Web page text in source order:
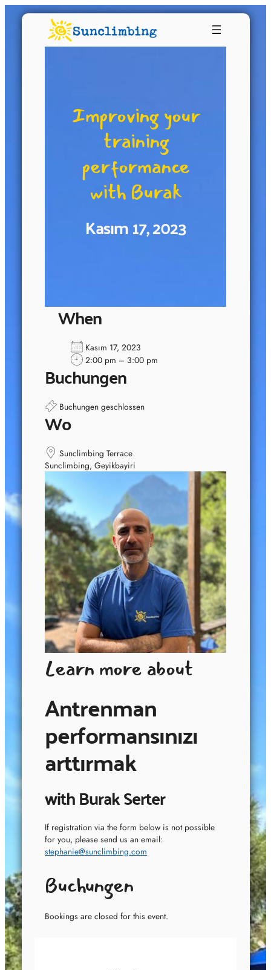
Improving your
training
performance
with Burak
Kasım 17, 2023
When
Kasım 17, 2023
2:00 pm – 3:00 pm
Buchungen
Buchungen geschlossen
Wo
Sunclimbing Terrace
Sunclimbing, Geyikbayiri
Learn more about
Antrenman
performansınızı
arttırmak
with Burak Serter
If registration via the form below is not possible
for you, please send us an email:
stephanie@sunclimbing.com
Buchungen
Bookings are closed for this event.